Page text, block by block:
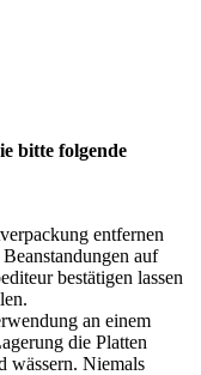
bitte folgende
entfernen
auf
bestätigen lassen
an einem
die Platten
wässern. Niemals